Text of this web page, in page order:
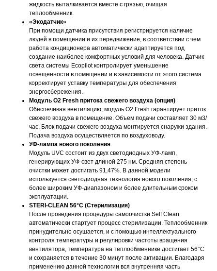
жидкость выталкивается вместе с грязью, очищая
теплообменник.
«Экодатчик»
При помощи датчика присутствия регистрируется наличие
людей в помещении и их передвижение, в соответствии с чем
работа кондиционера автоматически адаптируется под
создание наиболее комфортных условий для человека. Датчик
света системы Ecopilot контролирует уменьшение
освещенности в помещении и в зависимости от этого система
корректирует уставку температуры для обеспечения
энергосбережения.
Модуль O2 Fresh притока свежего воздуха (опция)
Обеспечивая вентиляцию, модуль O2 Fresh гарантирует приток
свежего воздуха в помещение. Объем подачи составляет 30 м3/
час. Блок подачи свежего воздуха монтируется снаружи здания.
Подача воздуха осуществляется по воздуховоду.
УФ-лампа нового поколения
Модуль UVC состоит из двух светодиодных УФ-ламп,
генерирующих УФ-свет длиной 275 нм. Средняя степень
очистки может достигать 91,47%. В данной модели
используется светодиодная технология нового поколения, с
более широким УФ-диапазоном и более длительным сроком
эксплуатации.
STERI-CLEAN 56°C (Стерилизация)
После проведения процедуры самоочистки Self Clean
автоматически стартует процесс стерилизации. Теплообменник
принудительно осушается, и с помощью интеллектуального
контроля температуры и регулировки частоты вращения
вентилятора, температура на теплообменнике достигает 56°С
и сохраняется в течение 30 минут после активации. Благодаря
применению данной технологии вся внутренняя часть